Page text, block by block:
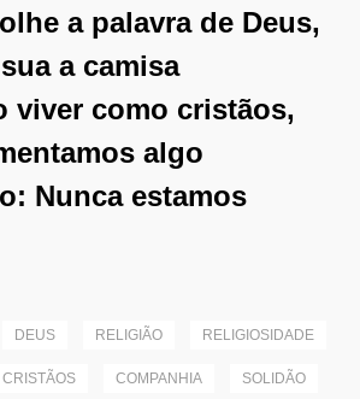
a palavra de Deus,
a camisa
viver como cristãos,
algo
Nunca estamos
DEUS RELIGIÃO RELIGIOSIDADE
CRISTÃOS COMPANHIA SOLIDÃO